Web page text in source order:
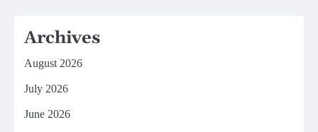
Archives
August 2026
July 2026
June 2026